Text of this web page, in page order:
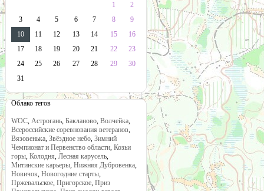
1
2
3
4 5 6 7 8
9
10
11 12 13 14 15
16
17
18 19 20 21 22
23
24
25 26 27 28 29
30
31
Облако тегов
WOC, Астрогань, Бакланово, Волчейка,
Всероссийские соревнования ветеранов,
Вязовенька, Звёздное небо, Зимний
Чемпионат и Первенство области, Козьи
горы, Колодня, Лесная карусель,
Митинские карьеры, Нижняя Дубровенка,
Новичок, Новогодние старты,
Пржевальское, Пригорское, Приз